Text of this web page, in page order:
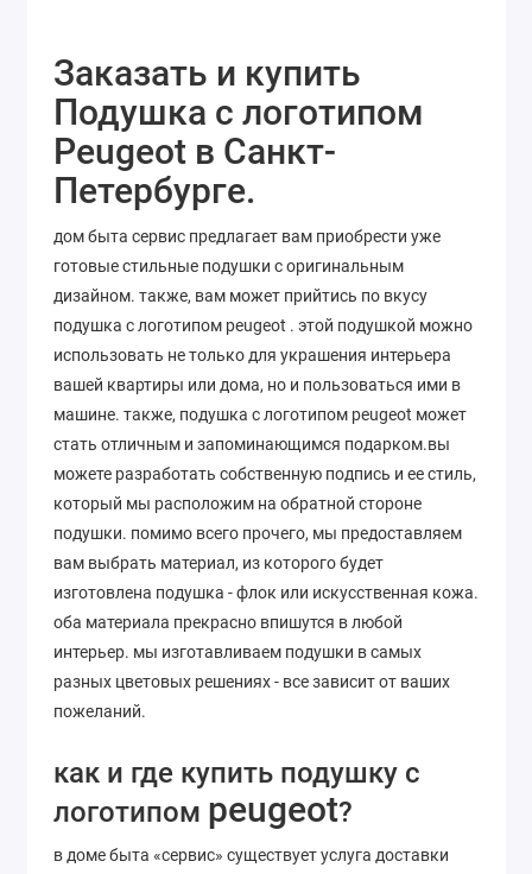
Заказать и купить
Подушка с логотипом
Peugeot в Санкт-
Петербурге.
дом быта сервис предлагает вам приобрести уже
готовые стильные подушки с оригинальным
дизайном. также, вам может прийтись по вкусу
подушка с логотипом peugeot . этой подушкой можно
использовать не только для украшения интерьера
вашей квартиры или дома, но и пользоваться ими в
машине. также, подушка с логотипом peugeot может
стать отличным и запоминающимся подарком.вы
можете разработать собственную подпись и ее стиль,
который мы расположим на обратной стороне
подушки. помимо всего прочего, мы предоставляем
вам выбрать материал, из которого будет
изготовлена подушка - флок или искусственная кожа.
оба материала прекрасно впишутся в любой
интерьер. мы изготавливаем подушки в самых
разных цветовых решениях - все зависит от ваших
пожеланий.
как и где купить подушку с
логотипом peugeot?
в доме быта «сервис» существует услуга доставки